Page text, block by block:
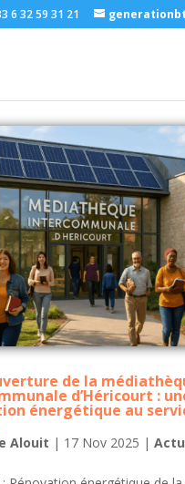
6 32 59 31 21
de la
d’Héricourt :
énergétique au
Alouit | 17 Nov 2025 |